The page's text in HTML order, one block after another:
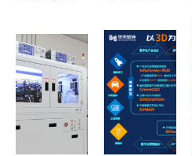
匠心专注行
业化发展
——访无锡
思领软件总
经理朱诗琳
金洽会开幕
在即，重磅
签约聚焦软
件研发及技
术服务